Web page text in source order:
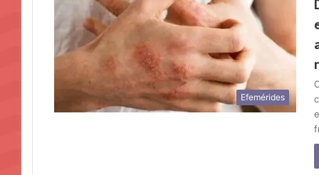
Efemérides